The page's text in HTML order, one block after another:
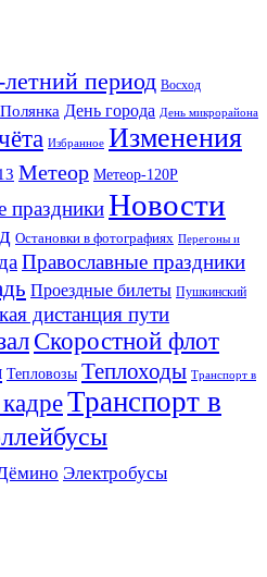
период Восход
День города День микрорайона
Избранное Изменения
Метеор Метеор-120Р
праздникиНовости
Остановки в фотографиях Перегоны и
Православные праздники
Проездные билеты Пушкинский
дистанция пути
Скоростной флот
Тепловозы Теплоходы Транспорт в
Транспорт в
Электробусы